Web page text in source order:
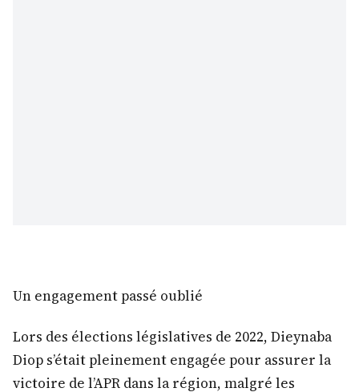
Un engagement passé oublié
Lors des élections législatives de 2022, Dieynaba
Diop s’était pleinement engagée pour assurer la
victoire de l’APR dans la région, malgré les